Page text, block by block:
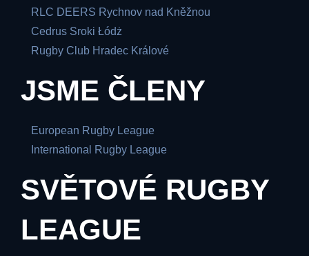
RLC DEERS Rychnov nad Kněžnou
Cedrus Sroki Łódż
Rugby Club Hradec Králové
JSME ČLENY
European Rugby League
International Rugby League
SVĚTOVÉ RUGBY
LEAGUE